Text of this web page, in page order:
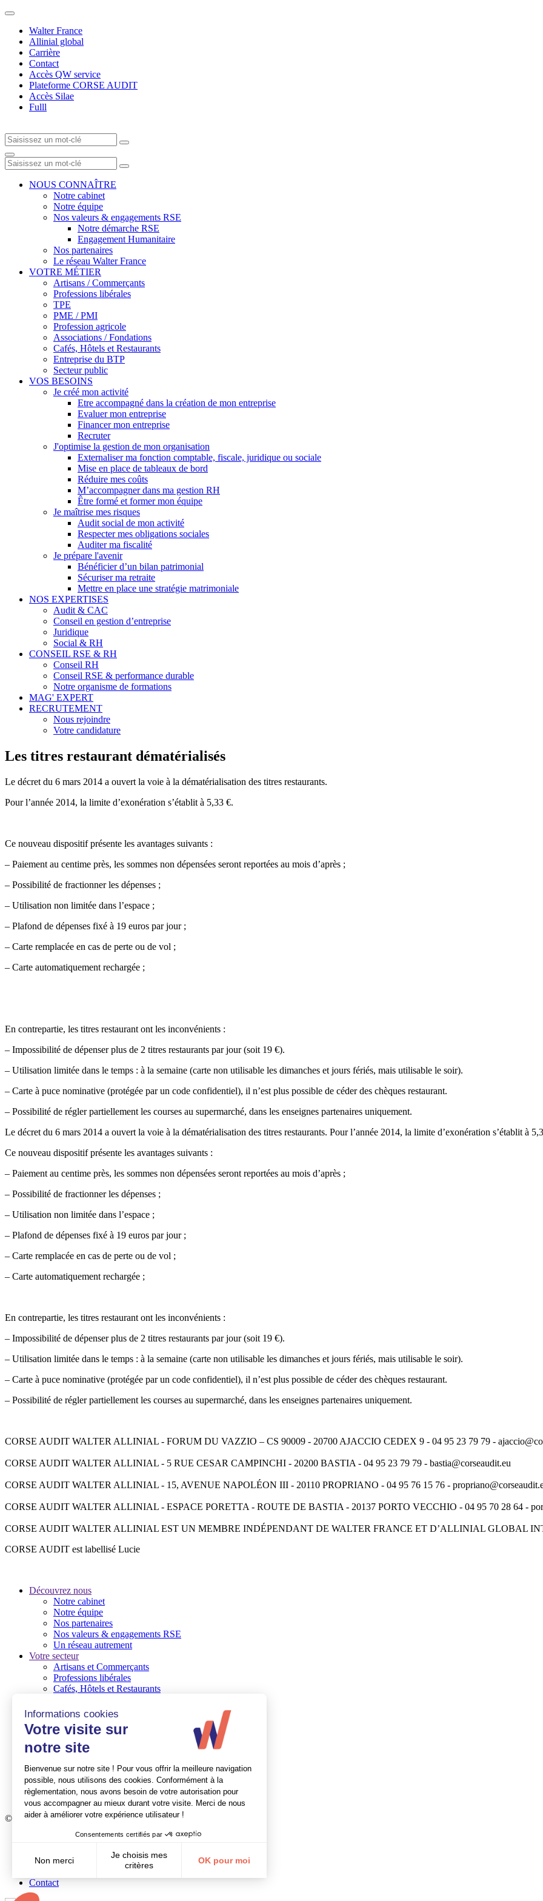
Walter France
Allinial global
Carrière
Contact
Accès QW service
Plateforme CORSE AUDIT
Accès Silae
Fulll
NOUS CONNAÎTRE
Notre cabinet
Notre équipe
Nos valeurs & engagements RSE
Notre démarche RSE
Engagement Humanitaire
Nos partenaires
Le réseau Walter France
VOTRE MÉTIER
Artisans / Commerçants
Professions libérales
TPE
PME / PMI
Profession agricole
Associations / Fondations
Cafés, Hôtels et Restaurants
Entreprise du BTP
Secteur public
VOS BESOINS
Je créé mon activité
Etre accompagné dans la création de mon entreprise
Evaluer mon entreprise
Financer mon entreprise
Recruter
J'optimise la gestion de mon organisation
Externaliser ma fonction comptable, fiscale, juridique ou sociale
Mise en place de tableaux de bord
Réduire mes coûts
M’accompagner dans ma gestion RH
Être formé et former mon équipe
Je maîtrise mes risques
Audit social de mon activité
Respecter mes obligations sociales
Auditer ma fiscalité
Je prépare l'avenir
Bénéficier d’un bilan patrimonial
Sécuriser ma retraite
Mettre en place une stratégie matrimoniale
NOS EXPERTISES
Audit & CAC
Conseil en gestion d’entreprise
Juridique
Social & RH
CONSEIL RSE & RH
Conseil RH
Conseil RSE & performance durable
Notre organisme de formations
MAG' EXPERT
RECRUTEMENT
Nous rejoindre
Votre candidature
Les titres restaurant dématérialisés
Le décret du 6 mars 2014 a ouvert la voie à la dématérialisation des titres restaurants.
Pour l’année 2014, la limite d’exonération s’établit à 5,33 €.
Ce nouveau dispositif présente les avantages suivants :
– Paiement au centime près, les sommes non dépensées seront reportées au mois d’après ;
– Possibilité de fractionner les dépenses ;
– Utilisation non limitée dans l’espace ;
– Plafond de dépenses fixé à 19 euros par jour ;
– Carte remplacée en cas de perte ou de vol ;
– Carte automatiquement rechargée ;
En contrepartie, les titres restaurant ont les inconvénients :
– Impossibilité de dépenser plus de 2 titres restaurants par jour (soit 19 €).
– Utilisation limitée dans le temps : à la semaine (carte non utilisable les dimanches et jours fériés, mais utilisable le soir).
– Carte à puce nominative (protégée par un code confidentiel), il n’est plus possible de céder des chèques restaurant.
– Possibilité de régler partiellement les courses au supermarché, dans les enseignes partenaires uniquement.
Le décret du 6 mars 2014 a ouvert la voie à la dématérialisation des titres restaurants. Pour l’année 2014, la limite d’exonération s’établit à
Ce nouveau dispositif présente les avantages suivants :
– Paiement au centime près, les sommes non dépensées seront reportées au mois d’après ;
– Possibilité de fractionner les dépenses ;
– Utilisation non limitée dans l’espace ;
– Plafond de dépenses fixé à 19 euros par jour ;
– Carte remplacée en cas de perte ou de vol ;
– Carte automatiquement rechargée ;
En contrepartie, les titres restaurant ont les inconvénients :
– Impossibilité de dépenser plus de 2 titres restaurants par jour (soit 19 €).
– Utilisation limitée dans le temps : à la semaine (carte non utilisable les dimanches et jours fériés, mais utilisable le soir).
– Carte à puce nominative (protégée par un code confidentiel), il n’est plus possible de céder des chèques restaurant.
– Possibilité de régler partiellement les courses au supermarché, dans les enseignes partenaires uniquement.
CORSE AUDIT WALTER ALLINIAL - FORUM DU VAZZIO – CS 90009 - 20700 AJACCIO CEDEX 9 - 04 95 23 79 79 -
CORSE AUDIT WALTER ALLINIAL - 5 RUE CESAR CAMPINCHI - 20200 BASTIA - 04 95 23 79 79 - bastia@corseaudit.eu
CORSE AUDIT WALTER ALLINIAL - 15, AVENUE NAPOLÉON III - 20110 PROPRIANO - 04 95 76 15 76 -
CORSE AUDIT WALTER ALLINIAL - ESPACE PORETTA - ROUTE DE BASTIA - 20137 PORTO VECCHIO - 04 95 70 28 64 -
CORSE AUDIT WALTER ALLINIAL EST UN MEMBRE INDÉPENDANT DE WALTER FRANCE ET D’ALLINIAL GLOBAL
CORSE AUDIT est labellisé Lucie
Découvrez nous
Notre cabinet
Notre équipe
Nos partenaires
Nos valeurs & engagements RSE
Un réseau autrement
Votre secteur
Artisans et Commerçants
Professions libérales
Cafés, Hôtels et Restaurants
PME / PMI
Nos expertises
Audit/commissaire aux comptes
Conseil en gestion d’entreprise
Social
Ressources Humaines
Quelques références
Mag expert
© Walter France
Recrutement
Politique de confidentialité
Contact